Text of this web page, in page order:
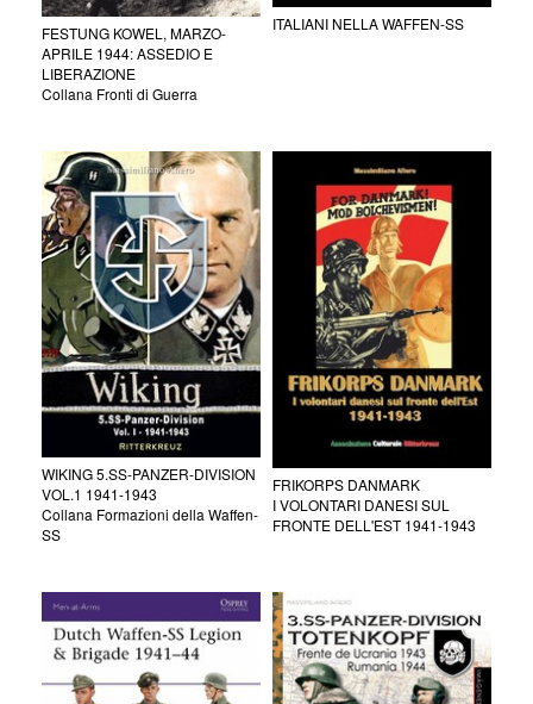
FESTUNG KOWEL, MARZO-
APRILE 1944: ASSEDIO E
LIBERAZIONE
Collana Fronti di Guerra
ITALIANI NELLA WAFFEN-SS
WIKING 5.SS-PANZER-DIVISION
VOL.1 1941-1943
Collana Formazioni della Waffen-
SS
FRIKORPS DANMARK
I VOLONTARI DANESI SUL
FRONTE DELL'EST 1941-1943